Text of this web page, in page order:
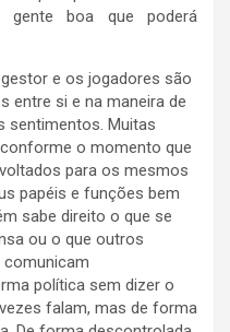
gente boa que poderá
e os jogadores são
entre si e na maneira de
sentimentos. Muitas
o momento que
para os mesmos
papéis e funções bem
sabe direito o que se
ou o que outros
comunicam
política sem dizer o
falam, mas de forma